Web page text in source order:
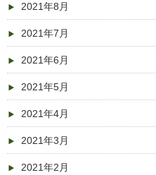
2021年8月
2021年7月
2021年6月
2021年5月
2021年4月
2021年3月
2021年2月